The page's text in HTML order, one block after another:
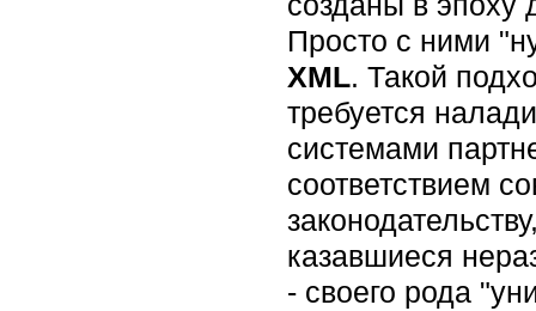
Просто с ними
XML. Такой
требуется
системами
соответствием
казавшиеся
- своего рода